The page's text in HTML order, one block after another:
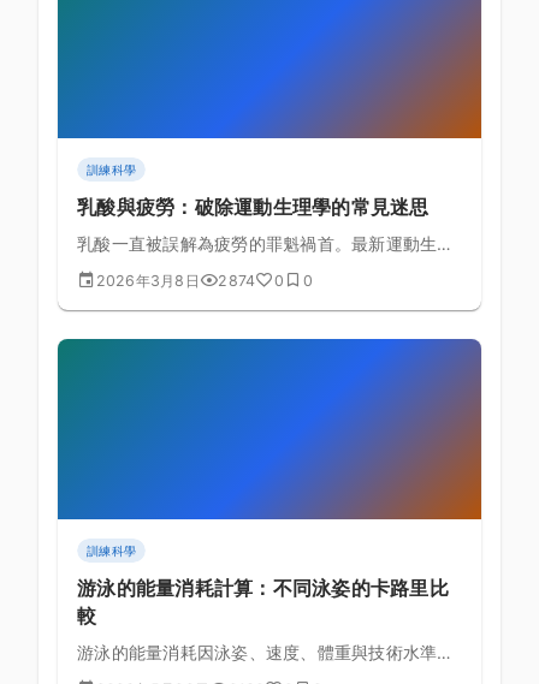
訓練科學
乳酸與疲勞：破除運動生理學的常見迷思
乳酸一直被誤解為疲勞的罪魁禍首。最新運動生理
學研究揭示了乳酸真正的角色和疲勞的真實機制。
2026年3月8日 2874 0 0
訓練科學
游泳的能量消耗計算：不同泳姿的卡路里比
較
游泳的能量消耗因泳姿、速度、體重與技術水準而
有極大差異，坊間「游泳每小時燃燒 500 大卡」